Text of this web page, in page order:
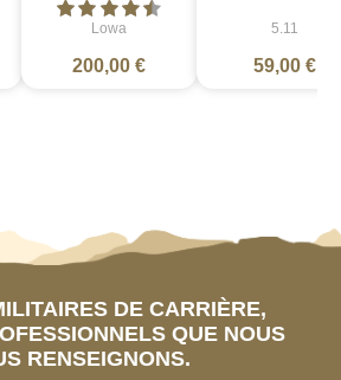
Lowa
200,00 €
5.11
59,00 €
DE CARRIÈRE,
QUE NOUS
RENSEIGNONS.